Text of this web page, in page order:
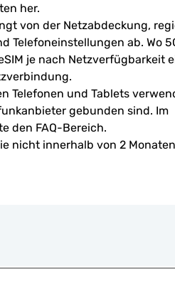
her.
von der Netzabdeckung,
Telefoneinstellungen ab. Wo
je nach Netzverfügbarkeit
Telefonen und Tablets
gebunden sind. Im
den FAQ-Bereich.
nicht innerhalb von 2